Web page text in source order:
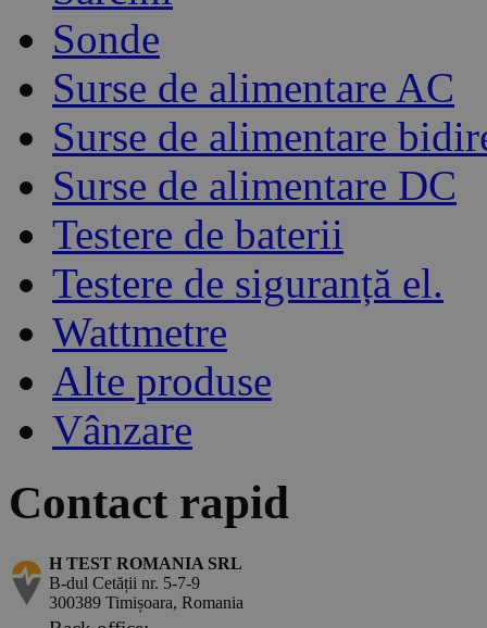
Sonde
Surse de alimentare AC
Surse de alimentare
Surse de alimentare DC
Testere de baterii
Testere de siguranță el.
Wattmetre
Alte produse
Vânzare
Contact rapid
H TEST ROMANIA SRL
B-dul Cetății nr. 5-7-9
300389 Timișoara, Romania